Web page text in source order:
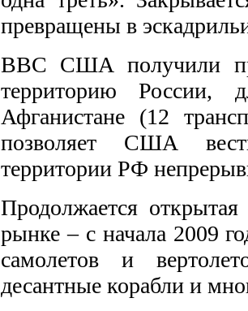
превращены в
ВВС США получили
территорию России,
Афганистане (12
позволяет США
территории РФ
Продолжается
рынке – с начала 2009
самолетов и
десантные корабли и